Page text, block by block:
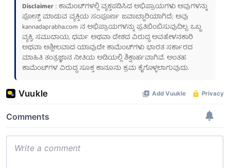
Disclaimer: ಕಾಮೆಂಟ್‌ಗಳಲ್ಲಿ ವ್ಯಕ್ತಪಡಿಸಿದ ಅಭಿಪ್ರಾಯಗಳು ಅವುಗಳನ್ನು
ಪೋಸ್ಟ್ ಮಾಡುವ ವ್ಯಕ್ತಿಯ ಸಂಪೂರ್ಣ ಜವಾಬ್ದಾರಿಯಾಗಿದೆ; ಅವು
kannadaprabha.com ನ ಅಭಿಪ್ರಾಯಗಳನ್ನು ಪ್ರತಿಬಿಂಬಿಸುವುದಿಲ್ಲ. ಒಬ್ಬ
ವ್ಯಕ್ತಿ, ಸಮುದಾಯ, ಧರ್ಮ ಅಥವಾ ದೇಶದ ವಿರುದ್ಧ ಅವಹೇಳನಕಾರಿ
ಅಥವಾ ಅಶ್ಲೀಲವಾದ ಯಾವುದೇ ಕಾಮೆಂಟ್‌ಗಳು ಭಾರತ ಸರ್ಕಾರದ
ಮಾಹಿತಿ ತಂತ್ರಜ್ಞಾನ ನೀತಿಯ ಅಡಿಯಲ್ಲಿ ಶಿಕ್ಷಾರ್ಹವಾಗಿವೆ. ಅಂತಹ
ಕಾಮೆಂಟ್‌ಗಳ ವಿರುದ್ಧ ಸೂಕ್ತ ಕಾನೂನು ಕ್ರಮ ಕೈಗೊಳ್ಳಲಾಗುವುದು.